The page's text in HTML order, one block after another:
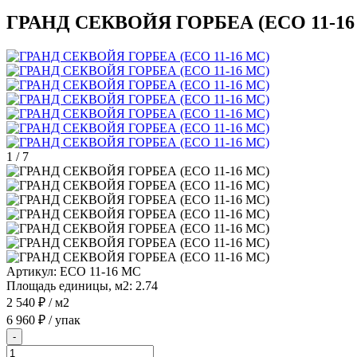
ГРАНД СЕКВОЙЯ ГОРБЕА (ECO 11-16
1 / 7
Артикул: ECO 11-16 MC
Площадь единицы, м2: 2.74
2 540 ₽ / м2
6 960 ₽ / упак
-